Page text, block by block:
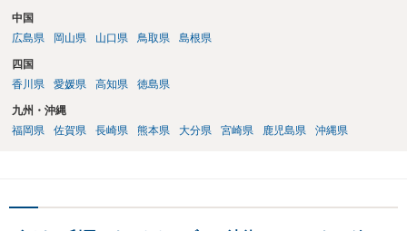
中国
広島県
岡山県 山口県 鳥取県 島根県
四国
香川県
愛媛県 高知県 徳島県
九州・沖縄
福岡県
佐賀県 長崎県 熊本県 大分県 宮崎県 鹿児島県 沖縄県